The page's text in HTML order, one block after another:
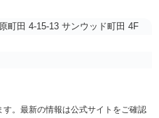
町田 4-15-13 サンウッド町田 4F
。最新の情報は公式サイトをご確認